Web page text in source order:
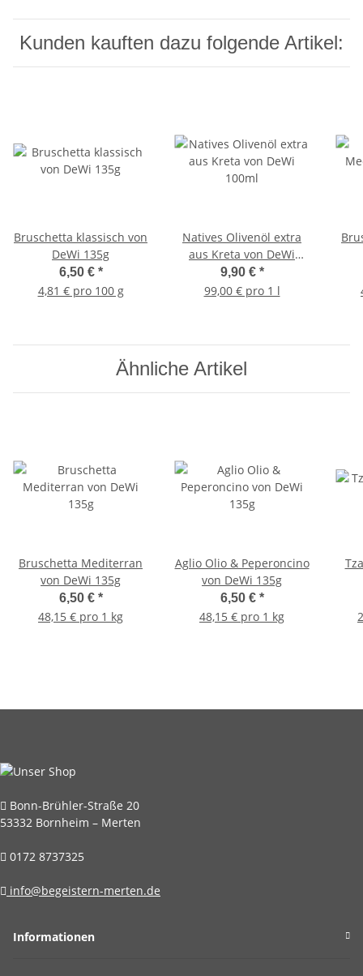
Kunden kauften dazu folgende Artikel:
Bruschetta klassisch von
DeWi 135g
6,50 € *
4,81 € pro 100 g
Natives Olivenöl extra
aus Kreta von DeWi
100ml
9,90 € *
99,00 € pro 1 l
Ähnliche Artikel
Bruschetta Mediterran
von DeWi 135g
6,50 € *
48,15 € pro 1 kg
Aglio Olio & Peperoncino
von DeWi 135g
6,50 € *
48,15 € pro 1 kg
Bonn-Brühler-Straße 20
53332 Bornheim – Merten
0172 8737325
info@begeistern-merten.de
Informationen